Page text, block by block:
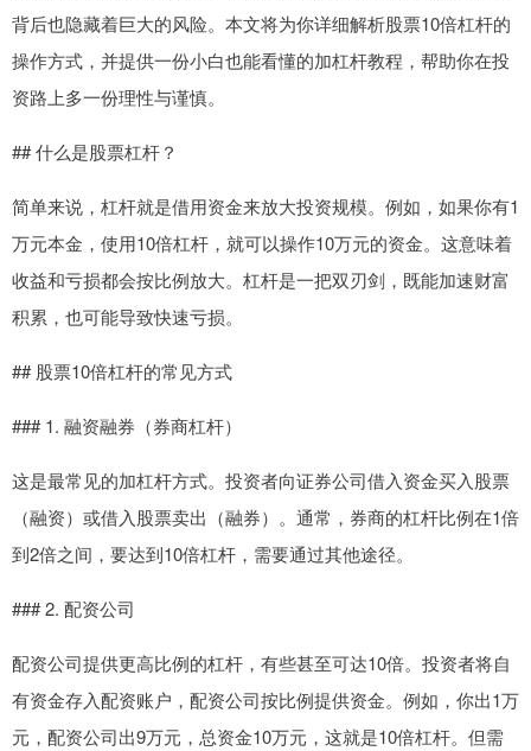
背后也隐藏着巨大的风险。本文将为你详细解析股票10倍杠杆的
操作方式，并提供一份小白也能看懂的加杠杆教程，帮助你在投
资路上多一份理性与谨慎。
## 什么是股票杠杆？
简单来说，杠杆就是借用资金来放大投资规模。例如，如果你有1
万元本金，使用10倍杠杆，就可以操作10万元的资金。这意味着
收益和亏损都会按比例放大。杠杆是一把双刃剑，既能加速财富
积累，也可能导致快速亏损。
## 股票10倍杠杆的常见方式
### 1. 融资融券（券商杠杆）
这是最常见的加杠杆方式。投资者向证券公司借入资金买入股票
（融资）或借入股票卖出（融券）。通常，券商的杠杆比例在1倍
到2倍之间，要达到10倍杠杆，需要通过其他途径。
### 2. 配资公司
配资公司提供更高比例的杠杆，有些甚至可达10倍。投资者将自
有资金存入配资账户，配资公司按比例提供资金。例如，你出1万
元，配资公司出9万元，总资金10万元，这就是10倍杠杆。但需